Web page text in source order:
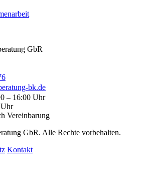
GbR
bk.de
– 16:00 Uhr
Vereinbarung
GbR. Alle Rechte vorbehalten.
Kontakt